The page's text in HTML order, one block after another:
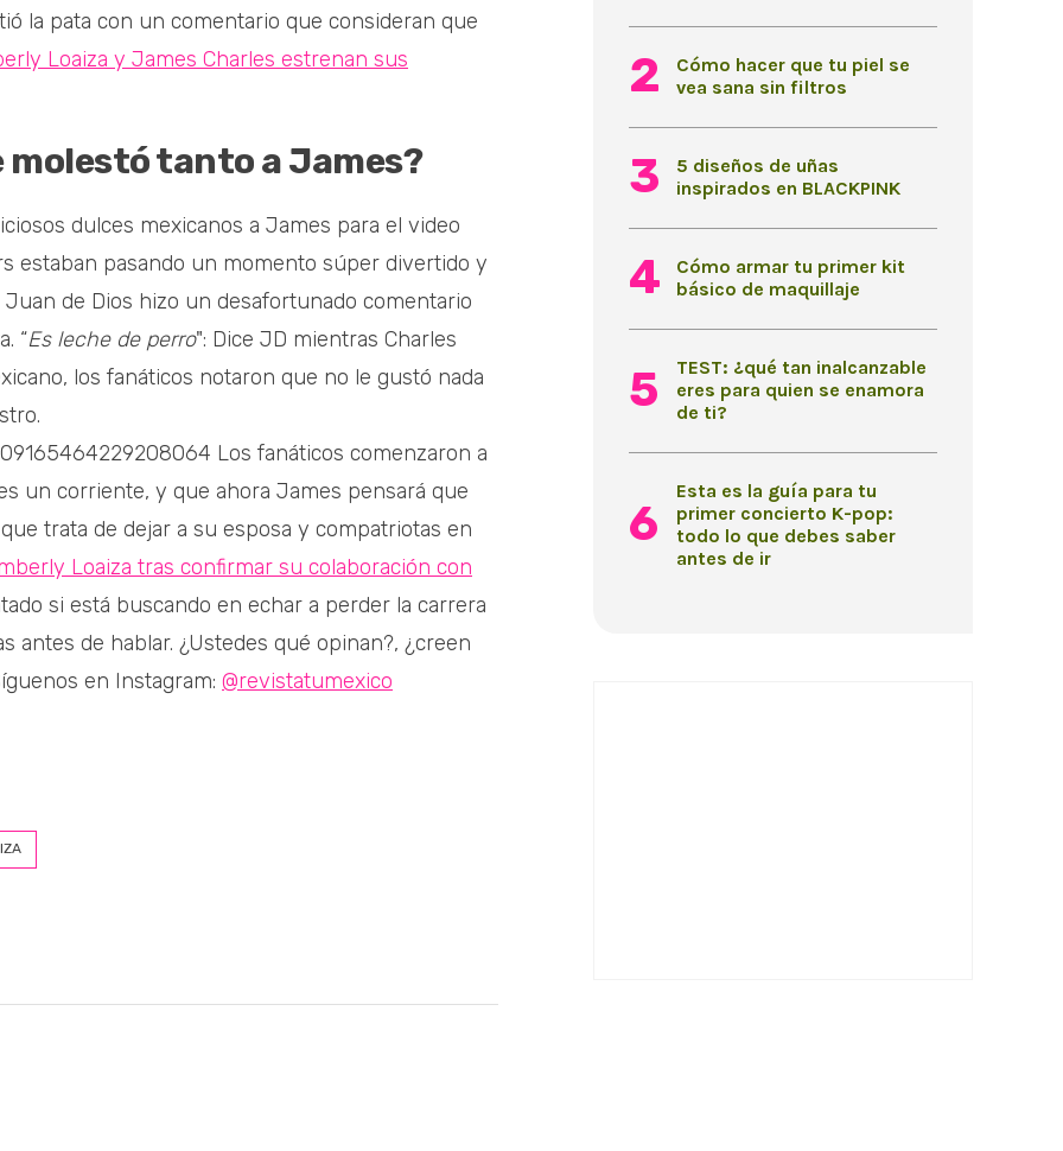
la pata con un comentario que consideran que
Loaiza y James Charles estrenan sus
molestó tanto a James?
dulces mexicanos a James para el video
estaban pasando un momento súper divertido y
de Dios hizo un desafortunado comentario
“Es leche de perro": Dice JD mientras Charles
los fanáticos notaron que no le gustó nada
Los fanáticos comenzaron a
un corriente, y que ahora James pensará que
trata de dejar a su esposa y compatriotas en
Loaiza tras confirmar su colaboración con
si está buscando en echar a perder la carrera
antes de hablar. ¿Ustedes qué opinan?, ¿creen
en Instagram: @revistatumexico
Cómo hacer que tu piel se
vea sana sin filtros
5 diseños de uñas
inspirados en BLACKPINK
Cómo armar tu primer kit
básico de maquillaje
TEST: ¿qué tan inalcanzable
eres para quien se enamora
de ti?
Esta es la guía para tu
primer concierto K-pop:
todo lo que debes saber
antes de ir